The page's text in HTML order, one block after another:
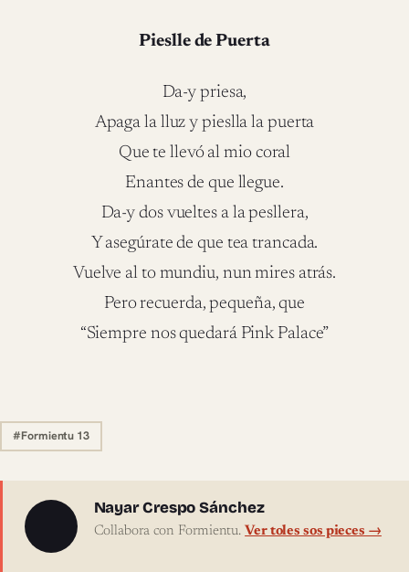
Pieslle de Puerta
Da-y priesa,
Apaga la lluz y pieslla la puerta
Que te llevó al mio coral
Enantes de que llegue.
Da-y dos vueltes a la pesllera,
Y asegúrate de que tea trancada.
Vuelve al to mundiu, nun mires atrás.
Pero recuerda, pequeña, que
“Siempre nos quedará Pink Palace”
#Formientu 13
Sobre l'autor
Nayar Crespo Sánchez
Collabora con Formientu. Ver toles sos pieces →